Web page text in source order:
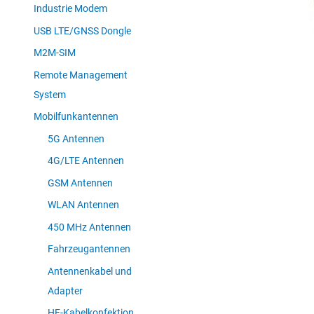
Industrie Modem
USB LTE/GNSS Dongle
M2M-SIM
Remote Management
System
Mobilfunkantennen
5G Antennen
4G/LTE Antennen
GSM Antennen
WLAN Antennen
450 MHz Antennen
Fahrzeugantennen
Antennenkabel und
Adapter